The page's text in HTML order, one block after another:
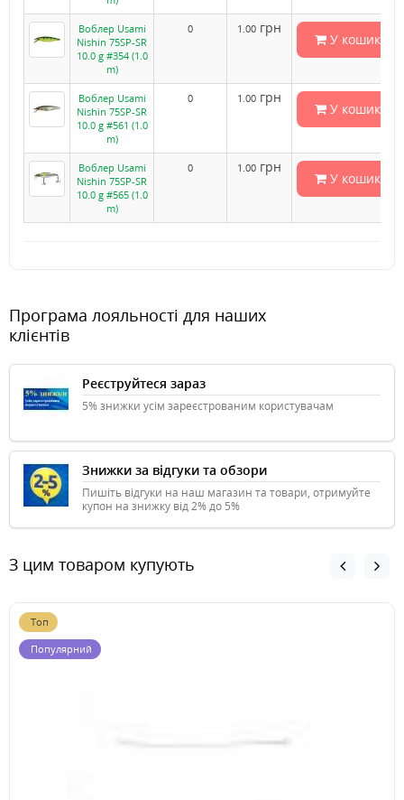
Воблер Usami
Nishin 75SP-SR
10.0 g #354 (1.0
m)
0 1.00 грн
У кошик
Воблер Usami
Nishin 75SP-SR
10.0 g #561 (1.0
m)
0 1.00 грн
У кошик
Воблер Usami
Nishin 75SP-SR
10.0 g #565 (1.0
m)
0 1.00 грн
У кошик
Програма лояльності для наших
клієнтів
Реєструйтеся зараз
5% знижки усім зареєстрованим користувачам
Знижки за відгуки та обзори
Пишіть відгуки на наш магазин та товари, отримуйте
купон на знижку від 2% до 5%
З цим товаром купують
Топ
Популярний